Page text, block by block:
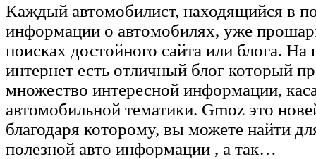
Каждый автомобилист, находящийся в
информации о автомобилях, уже
поисках достойного сайта или блога. На
интернет есть отличный блог который
множество интересной информации,
автомобильной тематики. Gmoz это
благодаря которому, вы можете найти
полезной авто информации , а так…